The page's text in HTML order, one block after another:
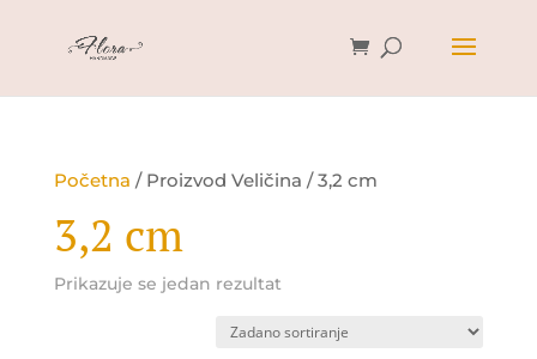
Početna / Proizvod Veličina / 3,2 cm
3,2 cm
Prikazuje se jedan rezultat